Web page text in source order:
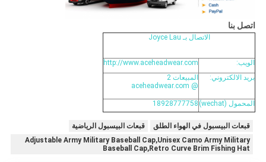
اتصل بنا
الاتصال بـ Joyce Lau
الويب:
http://www.aceheadwear.com
بريد الالكتروني:
المبيعات 2
@ aceheadwear.com
المحمول (wechat) 18928777758
قبعات البيسبول في الهواء الطلق
قبعات البيسبول الرياضية
Adjustable Army Military Baseball Cap,Unisex Camo Army Military
Baseball Cap,Retro Curve Brim Fishing Hat